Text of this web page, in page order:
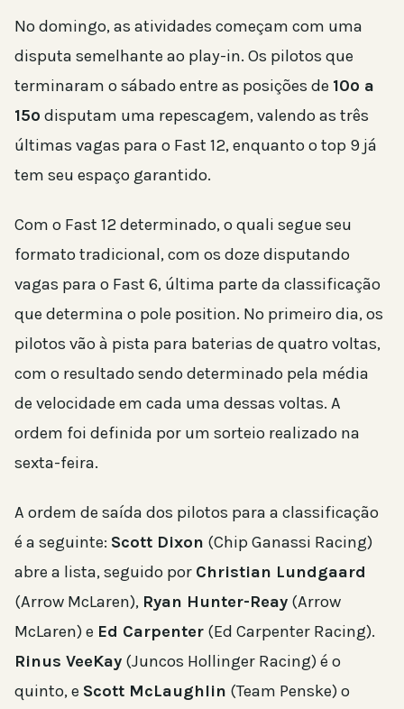
No domingo, as atividades começam com uma
disputa semelhante ao play-in. Os pilotos que
terminaram o sábado entre as posições de 10º a
15º disputam uma repescagem, valendo as três
últimas vagas para o Fast 12, enquanto o top 9 já
tem seu espaço garantido.
Com o Fast 12 determinado, o quali segue seu
formato tradicional, com os doze disputando
vagas para o Fast 6, última parte da classificação
que determina o pole position. No primeiro dia, os
pilotos vão à pista para baterias de quatro voltas,
com o resultado sendo determinado pela média
de velocidade em cada uma dessas voltas. A
ordem foi definida por um sorteio realizado na
sexta-feira.
A ordem de saída dos pilotos para a classificação
é a seguinte: Scott Dixon (Chip Ganassi Racing)
abre a lista, seguido por Christian Lundgaard
(Arrow McLaren), Ryan Hunter-Reay (Arrow
McLaren) e Ed Carpenter (Ed Carpenter Racing).
Rinus VeeKay (Juncos Hollinger Racing) é o
quinto, e Scott McLaughlin (Team Penske) o